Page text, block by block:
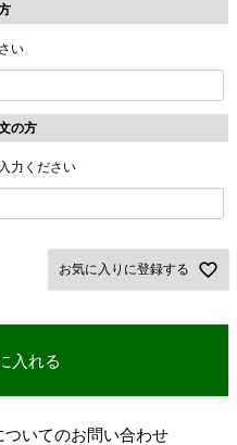
い
の方
力ください
お気に入りに登録する
入れる
ついてのお問い合わせ